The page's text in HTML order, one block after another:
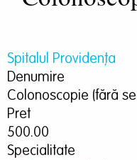
Spitalul Providența
Denumire
Colonoscopie (fără
Pret
500.00
Specialitate